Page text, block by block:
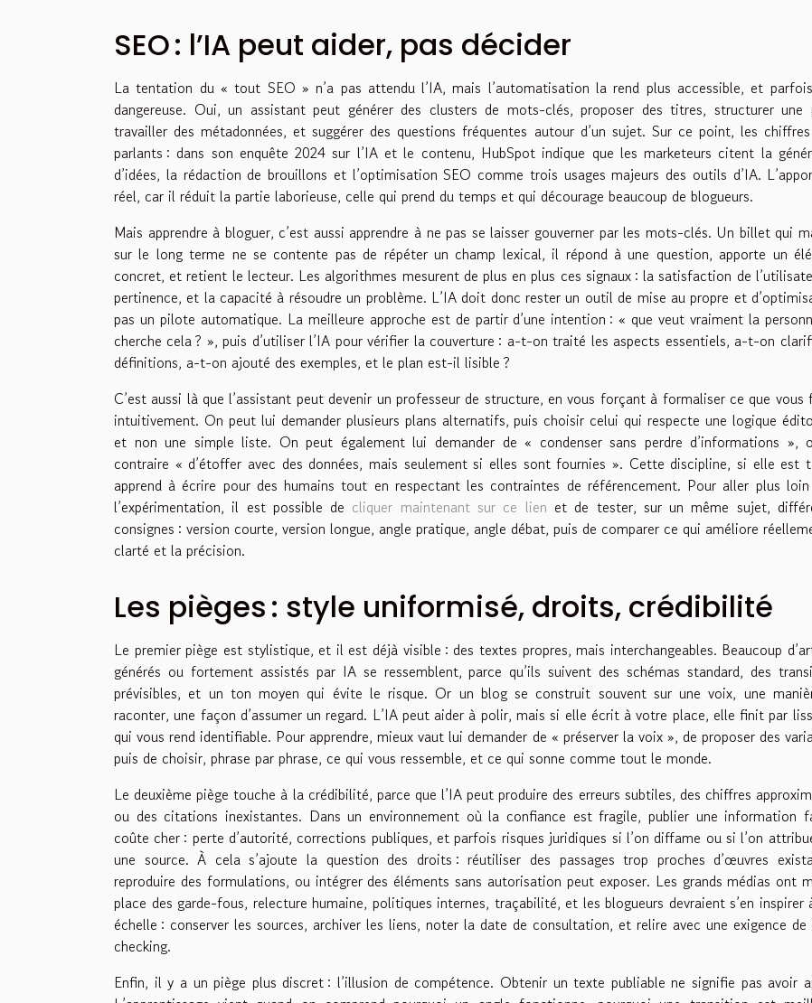
SEO : l’IA peut aider, pas décider
La tentation du « tout SEO » n’a pas attendu l’IA, mais l’automatisation la rend plus accessible, et
dangereuse. Oui, un assistant peut générer des clusters de mots-clés, proposer des titres, structurer une
travailler des métadonnées, et suggérer des questions fréquentes autour d’un sujet. Sur ce point, les
parlants : dans son enquête 2024 sur l’IA et le contenu, HubSpot indique que les marketeurs citent la
d’idées, la rédaction de brouillons et l’optimisation SEO comme trois usages majeurs des outils d’IA.
réel, car il réduit la partie laborieuse, celle qui prend du temps et qui décourage beaucoup de blogueurs.
Mais apprendre à bloguer, c’est aussi apprendre à ne pas se laisser gouverner par les mots-clés. Un billet qui
sur le long terme ne se contente pas de répéter un champ lexical, il répond à une question, apporte un
concret, et retient le lecteur. Les algorithmes mesurent de plus en plus ces signaux : la satisfaction de
pertinence, et la capacité à résoudre un problème. L’IA doit donc rester un outil de mise au propre et
pas un pilote automatique. La meilleure approche est de partir d’une intention : « que veut vraiment la
cherche cela ? », puis d’utiliser l’IA pour vérifier la couverture : a-t-on traité les aspects essentiels, a-t-on
définitions, a-t-on ajouté des exemples, et le plan est-il lisible ?
C’est aussi là que l’assistant peut devenir un professeur de structure, en vous forçant à formaliser ce que vous
intuitivement. On peut lui demander plusieurs plans alternatifs, puis choisir celui qui respecte une logique
et non une simple liste. On peut également lui demander de « condenser sans perdre d’informations »,
contraire « d’étoffer avec des données, mais seulement si elles sont fournies ». Cette discipline, si elle est
apprend à écrire pour des humains tout en respectant les contraintes de référencement. Pour aller plus loin
l’expérimentation, il est possible de cliquer maintenant sur ce lien et de tester, sur un même sujet,
consignes : version courte, version longue, angle pratique, angle débat, puis de comparer ce qui améliore
clarté et la précision.
Les pièges : style uniformisé, droits, crédibilité
Le premier piège est stylistique, et il est déjà visible : des textes propres, mais interchangeables. Beaucoup
générés ou fortement assistés par IA se ressemblent, parce qu’ils suivent des schémas standard, des
prévisibles, et un ton moyen qui évite le risque. Or un blog se construit souvent sur une voix, une
raconter, une façon d’assumer un regard. L’IA peut aider à polir, mais si elle écrit à votre place, elle finit par
qui vous rend identifiable. Pour apprendre, mieux vaut lui demander de « préserver la voix », de proposer des
puis de choisir, phrase par phrase, ce qui vous ressemble, et ce qui sonne comme tout le monde.
Le deuxième piège touche à la crédibilité, parce que l’IA peut produire des erreurs subtiles, des chiffres
ou des citations inexistantes. Dans un environnement où la confiance est fragile, publier une information
coûte cher : perte d’autorité, corrections publiques, et parfois risques juridiques si l’on diffame ou si l’on
une source. À cela s’ajoute la question des droits : réutiliser des passages trop proches d’œuvres
reproduire des formulations, ou intégrer des éléments sans autorisation peut exposer. Les grands médias ont
place des garde-fous, relecture humaine, politiques internes, traçabilité, et les blogueurs devraient s’en inspirer
échelle : conserver les sources, archiver les liens, noter la date de consultation, et relire avec une exigence
checking.
Enfin, il y a un piège plus discret : l’illusion de compétence. Obtenir un texte publiable ne signifie pas avoir